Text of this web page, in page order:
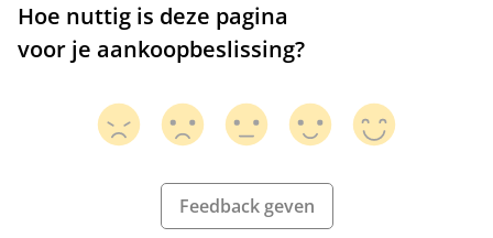
Hoe nuttig is deze pagina
voor je aankoopbeslissing?
Feedback geven